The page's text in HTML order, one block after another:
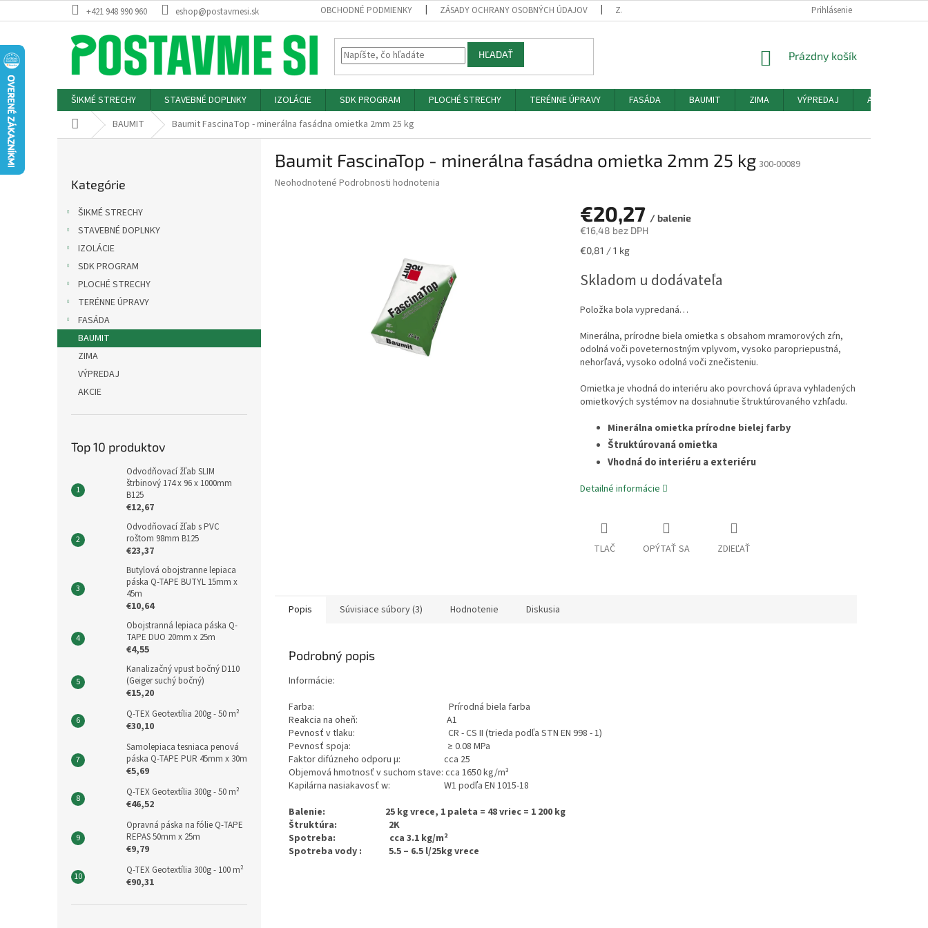
na
+421 948 990 960 eshop@postavmesi.sk OBCHODNÉ PODMIENKY ZÁSADY OCHRANY OSOBNÝCH ÚDAJOV ZÁSADY POUŽÍVANIA SÚBOROV COOKIES HODNOTENIE OBCHODU
Prihlásenie
HĽADAŤ
NÁKUPNÝ
Prázdny košík
ŠIKMÉ STRECHY STAVEBNÉ DOPLNKY IZOLÁCIE SDK PROGRAM PLOCHÉ STRECHY TERÉNNE ÚPRAVY FASÁDA BAUMIT ZIMA VÝPREDAJ AKCIE
DomovBAUMIT Baumit FascinaTop - minerálna fasádna omietka 2mm 25 kg
kategórie
Kategórie
ŠIKMÉ STRECHY
STAVEBNÉ DOPLNKY
IZOLÁCIE
SDK PROGRAM
PLOCHÉ STRECHY
TERÉNNE ÚPRAVY
FASÁDA
BAUMIT
ZIMA
VÝPREDAJ
AKCIE
Top 10 produktov
Odvodňovací žľab SLIM
štrbinový 174 x 96 x 1000mm
B125
€12,67
Odvodňovací žľab s PVC
roštom 98mm B125
€23,37
Butylová obojstranne lepiaca
páska Q-TAPE BUTYL 15mm x
45m
€10,64
Obojstranná lepiaca páska Q-
TAPE DUO 20mm x 25m
€4,55
Kanalizačný vpust bočný D110
(Geiger suchý bočný)
€15,20
Q-TEX Geotextília 200g - 50 m²
€30,10
Samolepiaca tesniaca penová
páska Q-TAPE PUR 45mm x 30m
€5,69
Q-TEX Geotextília 300g - 50 m²
€46,52
Opravná páska na fólie Q-TAPE
REPAS 50mm x 25m
€9,79
Q-TEX Geotextília 300g - 100 m²
€90,31
Baumit FascinaTop - minerálna fasádna omietka 2mm 25 kg 300-00089
Priemerné
Neohodnotené Podrobnosti hodnotenia
€20,27 / balenie
€16,48 bez DPH
Jednotková
€0,81 / 1 kg
Skladom u dodávateľa
Položka bola vypredaná…
Minerálna, prírodne biela omietka s obsahom mramorových zŕn,
odolná voči poveternostným vplyvom, vysoko paropriepustná,
nehorľavá, vysoko odolná voči znečisteniu.
Omietka je vhodná do interiéru ako povrchová úprava vyhladených
omietkových systémov na dosiahnutie štruktúrovaného vzhľadu.
Minerálna omietka prírodne bielej farby
Štruktúrovaná omietka
Vhodná do interiéru a exteriéru
Detailné informácie
TLAČ OPÝTAŤ SA ZDIEĽAŤ
Popis Súvisiace súbory (3) Hodnotenie Diskusia
Podrobný popis
Informácie:
Farba: Prírodná biela farba
Reakcia na oheň: A1
Pevnosť v tlaku: CR - CS II (trieda podľa STN EN 998 - 1)
Pevnosť spoja: ≥ 0.08 MPa
Faktor difúzneho odporu μ: cca 25
Objemová hmotnosť v suchom stave: cca 1650 kg/m³
Kapilárna nasiakavosť w: W1 podľa EN 1015-18
Balenie: 25 kg vrece, 1 paleta = 48 vriec = 1 200 kg
Štruktúra: 2K
Spotreba: cca 3.1 kg/m²
Spotreba vody : 5.5 – 6.5 l/25kg vrece